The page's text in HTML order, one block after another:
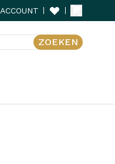
ACCOUNT
ZOEKEN